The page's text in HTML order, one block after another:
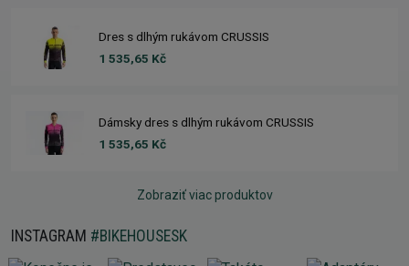
Dres s dlhým rukávom CRUSSIS
1 535,65 Kč
Dámsky dres s dlhým rukávom CRUSSIS
1 535,65 Kč
Zobraziť viac produktov
INSTAGRAM #BIKEHOUSESK